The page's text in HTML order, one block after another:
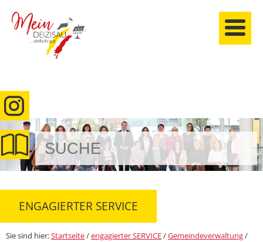
anmelden
ENGAGIERTER SERVICE
Sie sind hier:Startseite/engagierter SERVICE/Gemeindeverwaltung/